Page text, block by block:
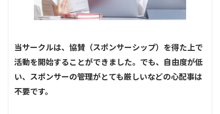
当サークルは、協賛（スポンサーシップ）を得た上で
活動を開始することができました。でも、自由度が低
い、スポンサーの管理がとても厳しいなどの心配事は
不要です。